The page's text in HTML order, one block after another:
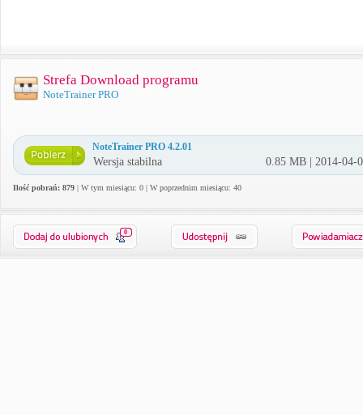
Strefa Download programu
NoteTrainer PRO
NoteTrainer PRO 4.2.01
Wersja stabilna 0.85 MB | 2014-04-
Ilość pobrań: 879 | W tym miesiącu: 0 | W poprzednim miesiącu: 40
0